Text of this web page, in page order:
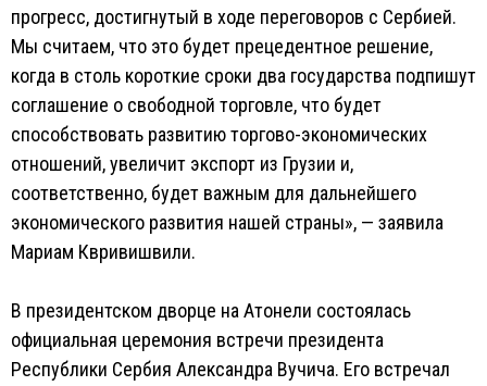
прогресс, достигнутый в ходе переговоров с Сербией.
Мы считаем, что это будет прецедентное решение,
когда в столь короткие сроки два государства подпишут
соглашение о свободной торговле, что будет
способствовать развитию торгово-экономических
отношений, увеличит экспорт из Грузии и,
соответственно, будет важным для дальнейшего
экономического развития нашей страны», — заявила
Мариам Квривишвили.
В президентском дворце на Атонели состоялась
официальная церемония встречи президента
Республики Сербия Александра Вучича. Его встречал